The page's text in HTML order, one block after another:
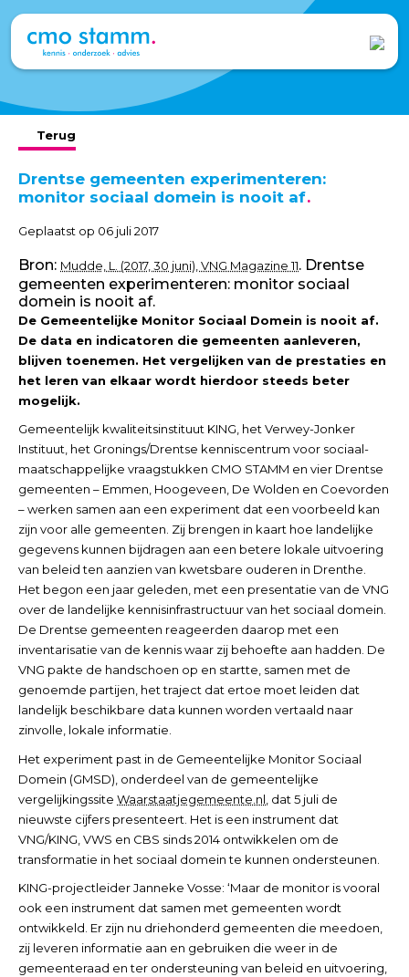
Terug
Drentse gemeenten experimenteren:
monitor sociaal domein is nooit af
Geplaatst op 06 juli 2017
Bron: Mudde, L. (2017, 30 juni), VNG Magazine 11. Drentse
gemeenten experimenteren: monitor sociaal
domein is nooit af.
De Gemeentelijke Monitor Sociaal Domein is nooit af.
De data en indicatoren die gemeenten aanleveren,
blijven toenemen. Het vergelijken van de prestaties en
het leren van elkaar wordt hierdoor steeds beter
mogelijk.
Gemeentelijk kwaliteitsinstituut KING, het Verwey-Jonker
Instituut, het Gronings/Drentse kenniscentrum voor sociaal-
maatschappelijke vraagstukken CMO STAMM en vier Drentse
gemeenten – Emmen, Hoogeveen, De Wolden en Coevorden
– werken samen aan een experiment dat een voorbeeld kan
zijn voor alle gemeenten. Zij brengen in kaart hoe landelijke
gegevens kunnen bijdragen aan een betere lokale uitvoering
van beleid ten aanzien van kwetsbare ouderen in Drenthe.
Het begon een jaar geleden, met een presentatie van de VNG
over de landelijke kennisinfrastructuur van het sociaal domein.
De Drentse gemeenten reageerden daarop met een
inventarisatie van de kennis waar zij behoefte aan hadden. De
VNG pakte de handschoen op en startte, samen met de
genoemde partijen, het traject dat ertoe moet leiden dat
landelijk beschikbare data kunnen worden vertaald naar
zinvolle, lokale informatie.
Het experiment past in de Gemeentelijke Monitor Sociaal
Domein (GMSD), onderdeel van de gemeentelijke
vergelijkingssite Waarstaatjegemeente.nl , dat 5 juli de
nieuwste cijfers presenteert. Het is een instrument dat
VNG/KING, VWS en CBS sinds 2014 ontwikkelen om de
transformatie in het sociaal domein te kunnen ondersteunen.
KING-projectleider Janneke Vosse: ‘Maar de monitor is vooral
ook een instrument dat samen met gemeenten wordt
ontwikkeld. Er zijn nu driehonderd gemeenten die meedoen,
zij leveren informatie aan en gebruiken die weer in de
gemeenteraad en ter ondersteuning van beleid en uitvoering,